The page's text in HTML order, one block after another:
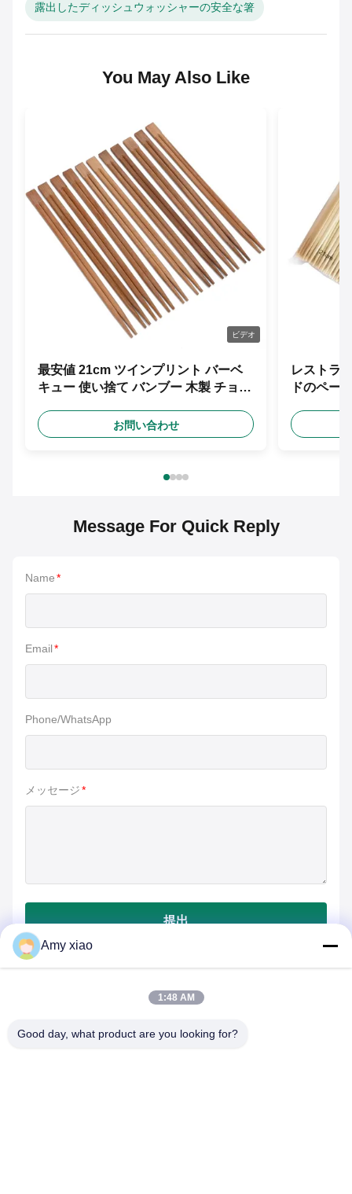
露出したディッシュウォッシャーの安全な箸
You May Also Like
ビデオ
最安値 21cm ツインプリント バーベ
キュー 使い捨て バンブー 木製 チョッ
ム紙袖
お問い合わせ
レストラ
ドのペー
Message For Quick Reply
Name*
Email*
Phone/WhatsApp
メッセージ*
提出
Amy xiao
1:48 AM
Good day, what product are you looking for?